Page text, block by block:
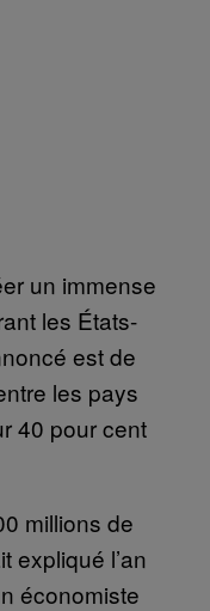
un immense
les États-
est de
les pays
40 pour cent
millions de
expliqué l’an
économiste